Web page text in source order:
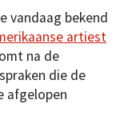
vandaag bekend
artiest
na de
die de
afgelopen